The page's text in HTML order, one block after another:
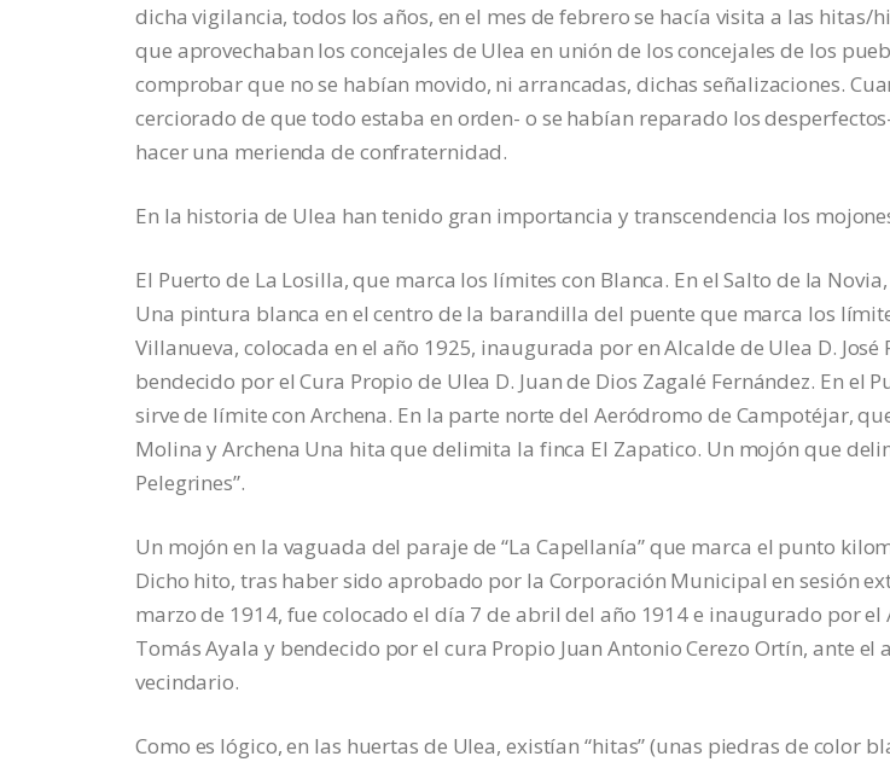
dicha vigilancia, todos los años, en el mes de febrero se hacía visita a las hitas/
que aprovechaban los concejales de Ulea en unión de los concejales de los
comprobar que no se habían movido, ni arrancadas, dichas señalizaciones.
cerciorado de que todo estaba en orden- o se habían reparado los
hacer una merienda de confraternidad.
En la historia de Ulea han tenido gran importancia y transcendencia los
El Puerto de La Losilla, que marca los límites con Blanca. En el Salto de la
Una pintura blanca en el centro de la barandilla del puente que marca los
Villanueva, colocada en el año 1925, inaugurada por en Alcalde de Ulea D. José
bendecido por el Cura Propio de Ulea D. Juan de Dios Zagalé Fernández. En el
sirve de límite con Archena. En la parte norte del Aeródromo de Campotéjar,
Molina y Archena Una hita que delimita la finca El Zapatico. Un mojón que
Pelegrines”.
Un mojón en la vaguada del paraje de “La Capellanía” que marca el punto
Dicho hito, tras haber sido aprobado por la Corporación Municipal en sesión
marzo de 1914, fue colocado el día 7 de abril del año 1914 e inaugurado por el
Tomás Ayala y bendecido por el cura Propio Juan Antonio Cerezo Ortín, ante el
vecindario.
Como es lógico, en las huertas de Ulea, existían “hitas” (unas piedras de color